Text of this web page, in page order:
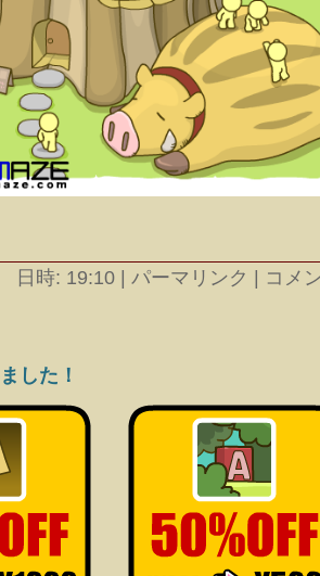
日時: 19:10 | パーマリンク | コメ
した！